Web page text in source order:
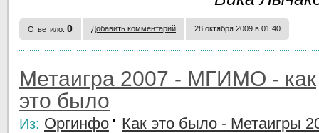
Ответило: 0 Добавить комментарий 28 октября 2009 в 01:40
Метаигра 2007 - МГИМО - как
это было
Из: Оргинфо Как это было - Метаигры